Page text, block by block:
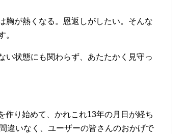
胸が熱くなる。恩返しがしたい。そんな
。
い状態にも関わらず、あたたかく見守っ
作り始めて、かれこれ13年の月日が経ち
違いなく、ユーザーの皆さんのおかげで